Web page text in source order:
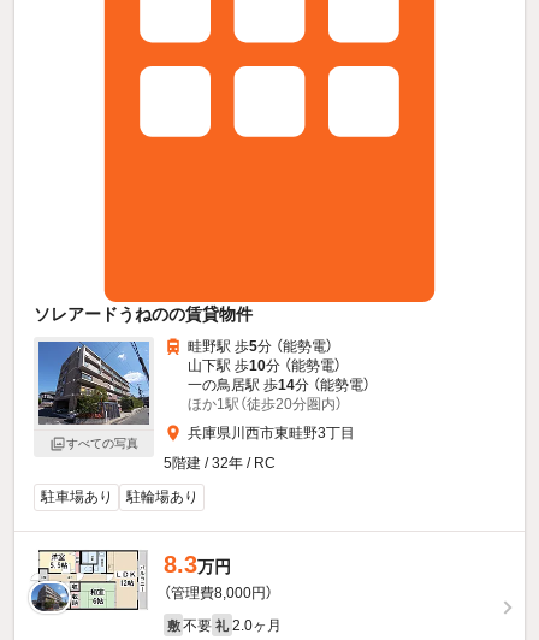
ソレアードうねのの賃貸物件
すべての写真
畦野駅 歩5分 （能勢電）
山下駅 歩10分 （能勢電）
一の鳥居駅 歩14分 （能勢電）
ほか1駅（徒歩20分圏内）
兵庫県川西市東畦野3丁目
5階建 / 32年 / RC
駐車場あり
駐輪場あり
8.3万円
（管理費8,000円）
敷 不要 礼 2.0ヶ月